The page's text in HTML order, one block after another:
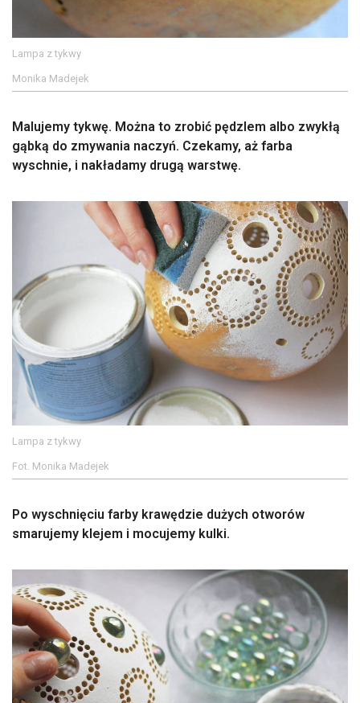
Lampa z tykwy
Monika Madejek
Malujemy tykwę. Można to zrobić pędzlem albo zwykłą
gąbką do zmywania naczyń. Czekamy, aż farba
wyschnie, i nakładamy drugą warstwę.
Lampa z tykwy
Fot. Monika Madejek
Po wyschnięciu farby krawędzie dużych otworów
smarujemy klejem i mocujemy kulki.